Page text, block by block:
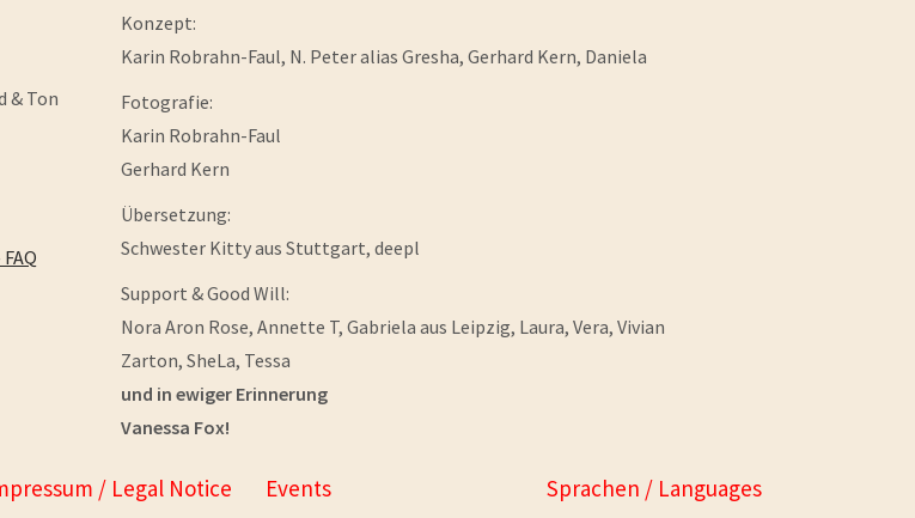
& Ton
Konzept:
Karin Robrahn-Faul, N. Peter alias Gresha, Gerhard Kern, Daniela
Fotografie:
Karin Robrahn-Faul
Gerhard Kern
Übersetzung:
Schwester Kitty aus Stuttgart, deepl
Support & Good Will:
Nora Aron Rose, Annette T, Gabriela aus Leipzig, Laura, Vera, Vivian
Zarton, SheLa, Tessa
und in ewiger Erinnerung
Vanessa Fox!
/ Legal Notice Events Sprachen / Languages